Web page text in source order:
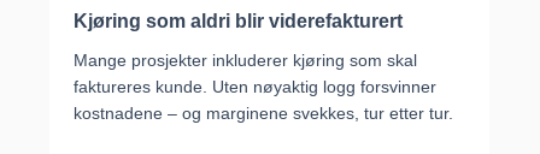
Kjøring som aldri blir viderefakturert
Mange prosjekter inkluderer kjøring som skal
faktureres kunde. Uten nøyaktig logg forsvinner
kostnadene – og marginene svekkes, tur etter tur.